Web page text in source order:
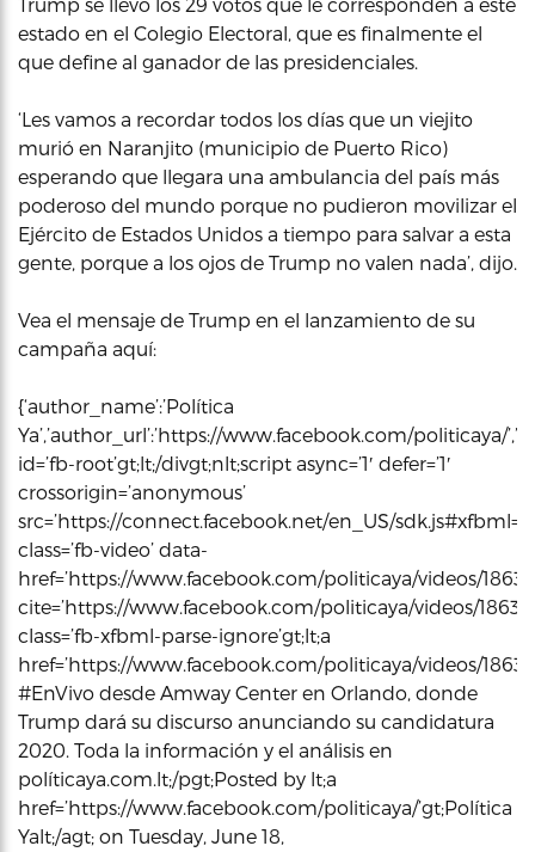
estado en el Colegio Electoral, que es finalmente el
que define al ganador de las presidenciales.
‘Les vamos a recordar todos los días que un viejito
murió en Naranjito (municipio de Puerto Rico)
esperando que llegara una ambulancia del país más
poderoso del mundo porque no pudieron movilizar el
Ejército de Estados Unidos a tiempo para salvar a esta
gente, porque a los ojos de Trump no valen nada’, dijo.
Vea el mensaje de Trump en el lanzamiento de su
campaña aquí:
{‘author_name’:’Política
Ya’,’author_url’:’https://www.facebook.com/politicaya/
id=’fb-root’gt;lt;/divgt;nlt;script async=’1′ defer=’1′
crossorigin=’anonymous’
src=’https://connect.facebook.net/en_US/
class=’fb-video’ data-
href=’https://www.facebook.com/politicaya/videos/
cite=’https://www.facebook.com/politicaya/videos/
class=’fb-xfbml-parse-ignore’gt;lt;a
href=’https://www.facebook.com/politicaya/videos/
#EnVivo desde Amway Center en Orlando, donde
Trump dará su discurso anunciando su candidatura
2020. Toda la información y el análisis en
políticaya.com.lt;/pgt;Posted by lt;a
href=’https://www.facebook.com/politicaya/’gt;Política
Yalt;/agt; on Tuesday, June 18,